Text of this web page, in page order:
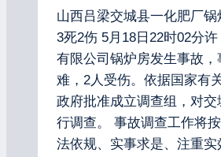
山西吕梁交城县一化肥厂
3死2伤 5月18日22时02分
有限公司锅炉房发生事故，
难，2人受伤。依据国家有
政府批准成立调查组，对交
行调查。 事故调查工作将
法依规、实事求是、注重实